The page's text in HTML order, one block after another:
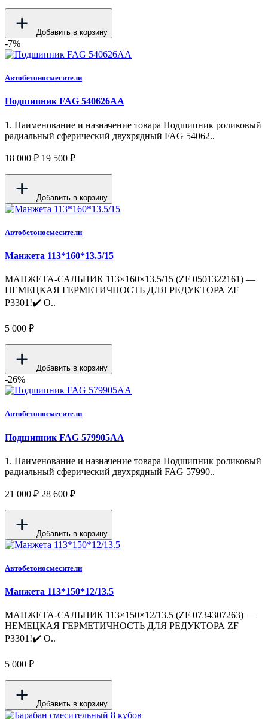
Добавить в корзину
-7%
Автобетоносмесители
Подшипник FAG 540626AA
1. Наименование и назначение товара Подшипник роликовый
радиальный сферический двухрядный FAG 54062..
18 000 ₽ 19 500 ₽
Добавить в корзину
Автобетоносмесители
Манжета 113*160*13.5/15
МАНЖЕТА-САЛЬНИК 113×160×13.5/15 (ZF 0501322161) —
НЕМЕЦКАЯ ГЕРМЕТИЧНОСТЬ ДЛЯ РЕДУКТОРА ZF
P3301!✔️ О..
5 000 ₽
Добавить в корзину
-26%
Автобетоносмесители
Подшипник FAG 579905AA
1. Наименование и назначение товара Подшипник роликовый
радиальный сферический двухрядный FAG 57990..
21 000 ₽ 28 600 ₽
Добавить в корзину
Автобетоносмесители
Манжета 113*150*12/13.5
МАНЖЕТА-САЛЬНИК 113×150×12/13.5 (ZF 0734307263) —
НЕМЕЦКАЯ ГЕРМЕТИЧНОСТЬ ДЛЯ РЕДУКТОРА ZF
P3301!✔️ О..
5 000 ₽
Добавить в корзину